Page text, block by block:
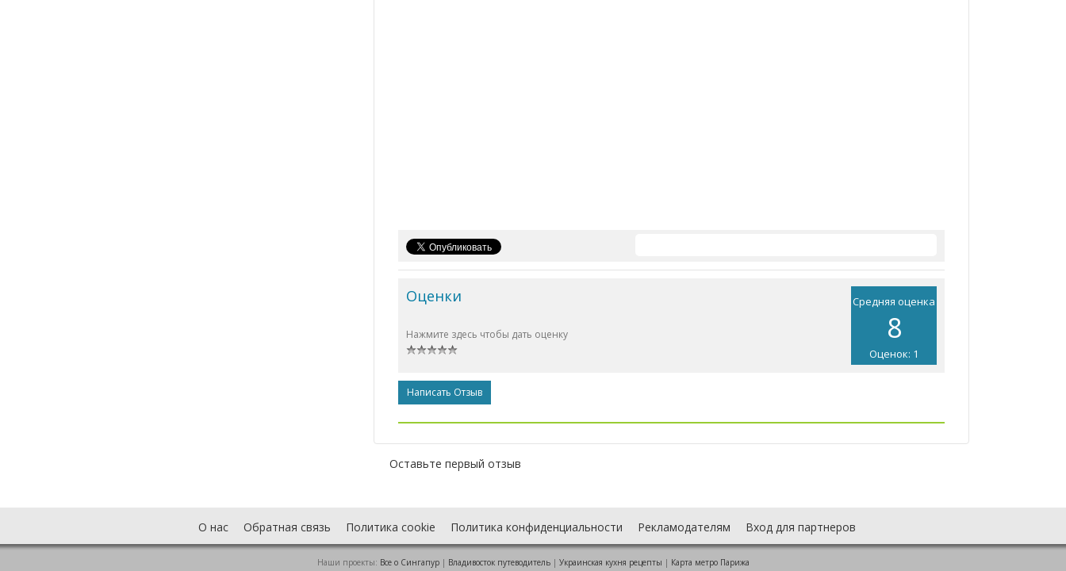
Средняя оценка
8
Оценок: 1
Оценки
Нажмите здесь чтобы дать оценку
Написать Отзыв
Оставьте первый отзыв
О нас Обратная связь Политика cookie Политика конфиденциальности Рекламодателям Вход для партнеров
Наши проекты: Все о Cингапур| Владивосток путеводитель| Украинская кухня рецепты | Карта метро Парижа